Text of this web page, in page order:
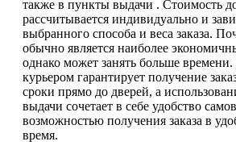
также в пункты выдачи . Стоимость
рассчитывается индивидуально и
выбранного способа и веса заказа.
обычно является наиболее
однако может занять больше времени.
курьером гарантирует получение
сроки прямо до дверей, а
выдачи сочетает в себе удобство
возможностью получения заказа в
время.